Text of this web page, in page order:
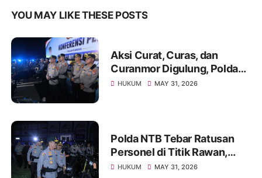
YOU MAY LIKE THESE POSTS
Aksi Curat, Curas, dan
Curanmor Digulung, Polda
NTB Sita Puluhan Kendaraan
HUKUM MAY 31, 2026
Polda NTB Tebar Ratusan
Personel di Titik Rawan,
Pastikan Masyarakat
HUKUM MAY 31, 2026